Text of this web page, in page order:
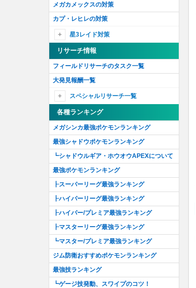
メガカメックスの対策
カプ・レヒレの対策
星3レイド対策
アローラライチュウの対策
オーダイルの対策
マリルリの対策
ルンパッパの対策
リサーチ情報
フィールドリサーチのタスク一覧
大発見報酬一覧
スペシャルリサーチ一覧
スペシャルリサーチ最新情報
幻のポケモンの姿を追え！
時を越えるポケモンを追え！
石に込められた謎を解け！'18
メルタンの謎を解け！
キャッチアップリサーチ
怪しい集団の謎を追え！
眠るポケモンを呼び覚ませ！
石に込められた謎を解け！'19
巨大ポケモンの謎を解け！
隠された真相をあぶり出せ！
セレブレーション2019
こせいだいポケモンの謎を解け
各種ランキング
メガシンカ最強ポケモンランキング
最強シャドウポケモンランキング
┗シャドウルギア・ホウオウAPEXについて
最強ポケモンランキング
┠スーパーリーグ最強ランキング
┠ハイパーリーグ最強ランキング
┠ハイパー/プレミア最強ランキング
┠マスターリーグ最強ランキング
┗マスター/プレミア最強ランキング
ジム防衛おすすめポケモンランキング
最強技ランキング
┗ゲージ技発動、スワイプのコツ！